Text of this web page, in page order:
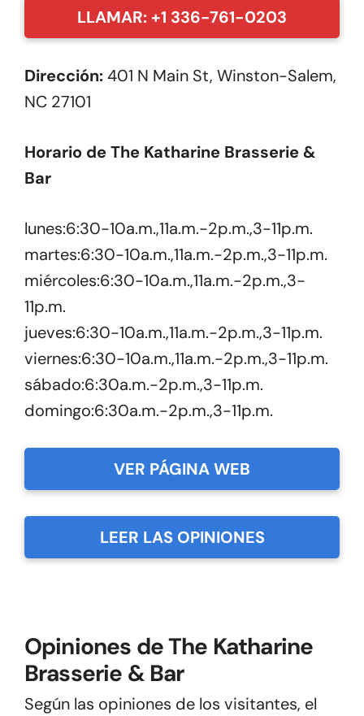
LLAMAR: +1 336-761-0203
Dirección:401 N Main St, Winston-Salem,
NC 27101
Horario de The Katharine Brasserie &
Bar
lunes:6:30-10a.m.,11a.m.-2p.m.,3-11p.m.
martes:6:30-10a.m.,11a.m.-2p.m.,3-11p.m.
miércoles:6:30-10a.m.,11a.m.-2p.m.,3-
11p.m.
jueves:6:30-10a.m.,11a.m.-2p.m.,3-11p.m.
viernes:6:30-10a.m.,11a.m.-2p.m.,3-11p.m.
sábado:6:30a.m.-2p.m.,3-11p.m.
domingo:6:30a.m.-2p.m.,3-11p.m.
VER PÁGINA WEB
LEER LAS OPINIONES
Opiniones de The Katharine
Brasserie & Bar
Según las opiniones de los visitantes, el